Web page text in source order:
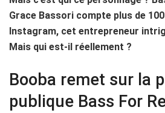
Grace Bassori compte plus de
Instagram, cet entrepreneur
Mais qui est-il réellement ?
Booba remet sur la
publique Bass For